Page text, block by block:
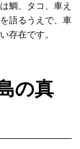
鯛、タコ、車え
語るうえで、車
存在です。
の真